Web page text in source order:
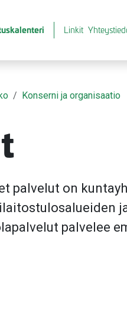
Linkit
Konserni ja organisaatio
palvelut on
palvelee